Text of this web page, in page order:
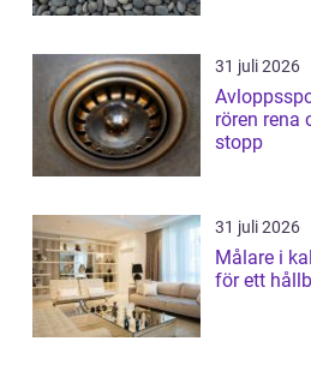
31 juli 2026
Avloppsspolning
rören rena
stopp
31 juli 2026
Målare i kalmar så
för ett